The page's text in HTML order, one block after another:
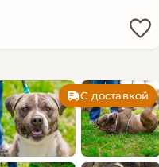
С доставкой